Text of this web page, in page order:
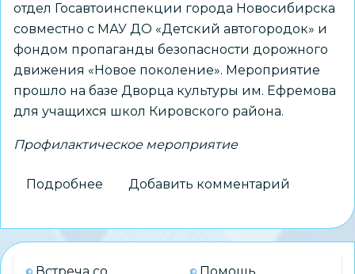
отдел Госавтоинспекции города Новосибирска
совместно с МАУ ДО «Детский автогородок» и
фондом пропаганды безопасности дорожного
движения «Новое поколение». Мероприятие
прошло на базе Дворца культуры им. Ефремова
для учащихся школ Кировского района.
Профилактическое мероприятие
Подробнее
дорожной
безопасности
Добавить комментарий